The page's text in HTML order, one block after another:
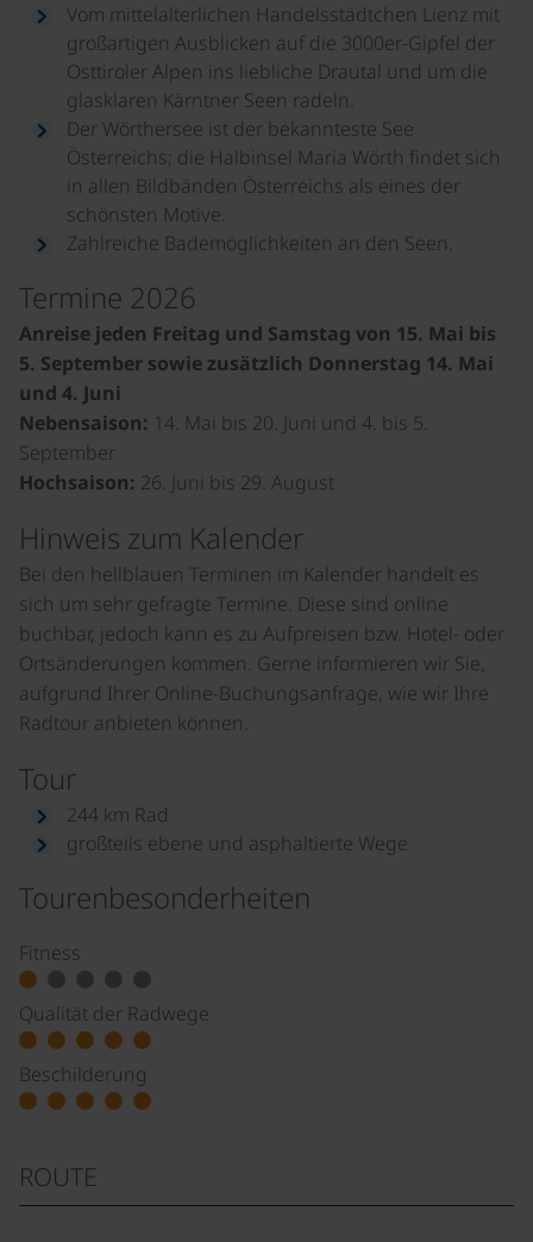
Vom mittelalterlichen Handelsstädtchen Lienz mit
großartigen Ausblicken auf die 3000er-Gipfel der
Osttiroler Alpen ins liebliche Drautal und um die
glasklaren Kärntner Seen radeln.
Der Wörthersee ist der bekannteste See
Österreichs; die Halbinsel Maria Wörth findet sich
in allen Bildbänden Österreichs als eines der
schönsten Motive.
Zahlreiche Bademöglichkeiten an den Seen.
Termine 2026
Anreise jeden Freitag und Samstag von 15. Mai bis
5. September sowie zusätzlich Donnerstag 14. Mai
und 4. Juni
Nebensaison: 14. Mai bis 20. Juni und 4. bis 5.
September
Hochsaison: 26. Juni bis 29. August
Hinweis zum Kalender
Bei den hellblauen Terminen im Kalender handelt es
sich um sehr gefragte Termine. Diese sind online
buchbar, jedoch kann es zu Aufpreisen bzw. Hotel- oder
Ortsänderungen kommen. Gerne informieren wir Sie,
aufgrund Ihrer Online-Buchungsanfrage, wie wir Ihre
Radtour anbieten können.
Tour
244 km Rad
großteils ebene und asphaltierte Wege
Tourenbesonderheiten
Fitness
Qualität der Radwege
Beschilderung
ROUTE